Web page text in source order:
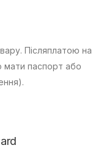
Післяплатою на
мати паспорт або